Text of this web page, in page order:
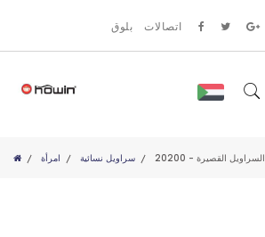
بلوق اتصالات
امرأة سراويل نسائية 20200 - السراويل القصيرة